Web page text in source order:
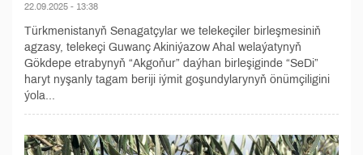
22.09.2025 - 13:38
Türkmenistanyň Senagatçylar we telekeçiler birleşmesiniň
agzasy, telekeçi Guwanç Akiniýazow Ahal welaýatynyň
Gökdepe etrabynyň “Akgoňur” daýhan birleşiginde “SeDi”
haryt nyşanly tagam beriji iýmit goşundylarynyň önümçiligini
ýola...